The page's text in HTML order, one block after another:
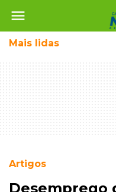
menu
Mais lidas
Artigos
Desemprego